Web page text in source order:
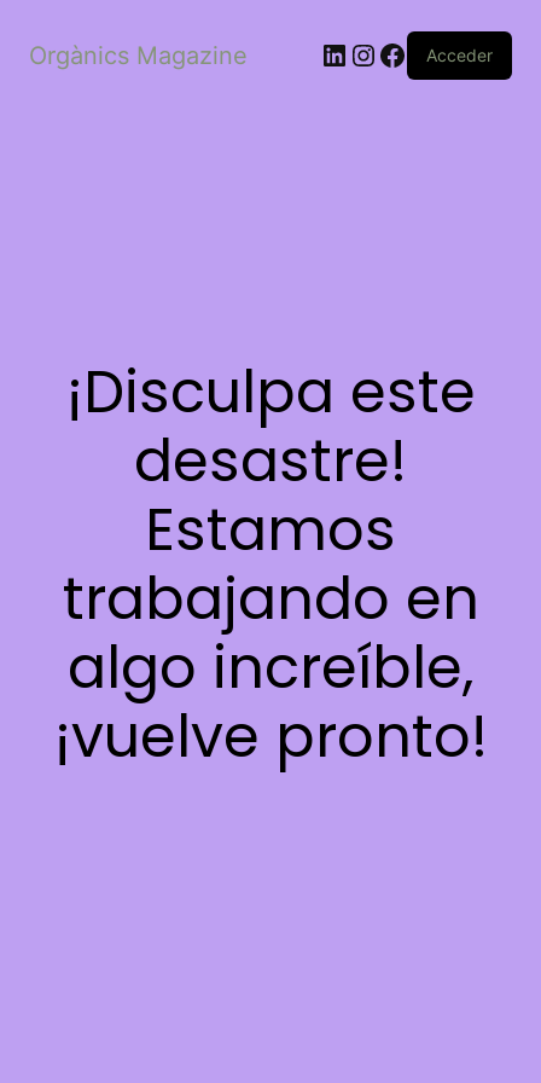
Orgànics Magazine LinkedIn
Instagram
Facebook
Acceder
¡Disculpa este
desastre!
Estamos
trabajando en
algo increíble,
¡vuelve pronto!